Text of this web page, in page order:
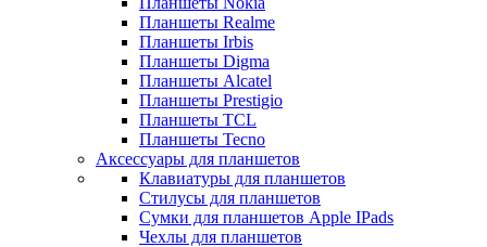
Планшеты Realme
Планшеты Irbis
Планшеты Digma
Планшеты Alcatel
Планшеты Prestigio
Планшеты TCL
Планшеты Tecno
Аксессуары для планшетов
Клавиатуры для планшетов
Стилусы для планшетов
Сумки для планшетов Apple IPads
Чехлы для планшетов